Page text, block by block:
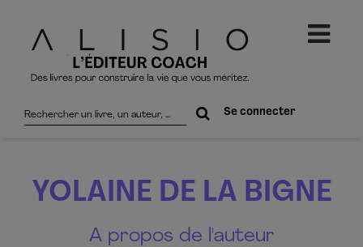
Rechercher
sur
Se connecter
YOLAINE DE LA BIGNE
A propos de l'auteur